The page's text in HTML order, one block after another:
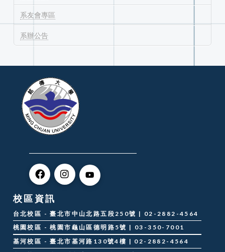
系友會專區
系辦公告
校區資訊
台北校區 - 臺北市中山北路五段250號 | 02-2882-4564
桃園校區 - 桃園市龜山區德明路5號 | 03-350-7001
基河校區 - 臺北市基河路130號4樓 | 02-2882-4564